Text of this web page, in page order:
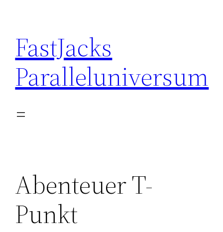
content
FastJacks
Paralleluniversum
Abenteuer T-
Punkt